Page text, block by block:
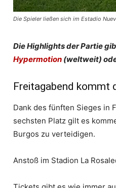
Die Spieler ließen sich im Estadio
Die Highlights der Partie
Hypermotion (weltweit)
Freitagabend kommt
Dank des fünften Sieges in
sechsten Platz gilt es
Burgos zu verteidigen.
Anstoß im Stadion La